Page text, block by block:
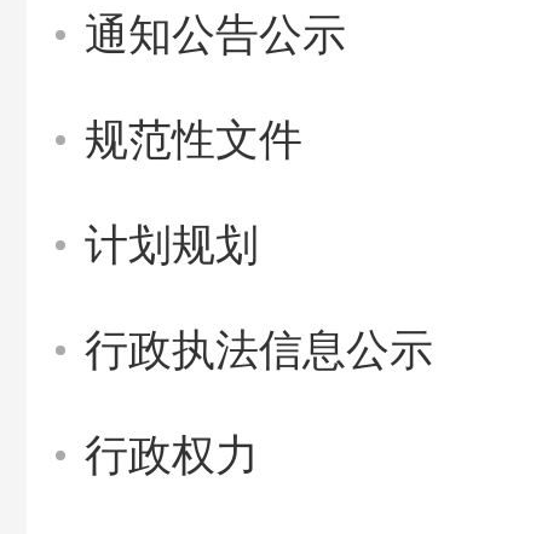
通知公告公示
规范性文件
计划规划
行政执法信息公示
行政权力